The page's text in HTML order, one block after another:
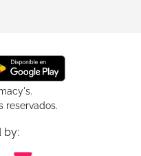
reservados.
by: